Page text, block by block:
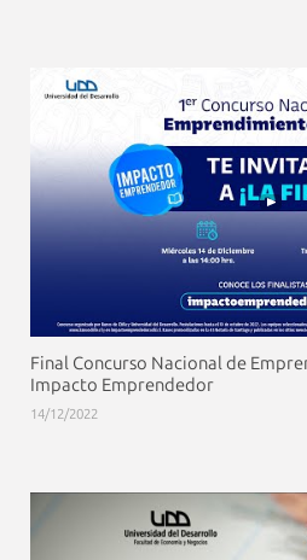
Final Concurso Nacional de
Impacto Emprendedor
14/12/2022